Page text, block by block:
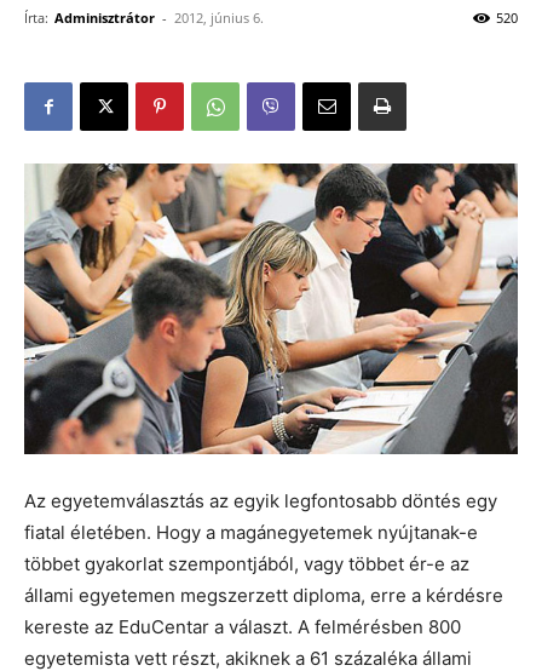
Írta: Adminisztrátor - 2012, június 6. 520
Az egyetemválasztás az egyik legfontosabb döntés egy
fiatal életében. Hogy a magánegyetemek nyújtanak-e
többet gyakorlat szempontjából, vagy többet ér-e az
állami egyetemen megszerzett diploma, erre a kérdésre
kereste az EduCentar a választ. A felmérésben 800
egyetemista vett részt, akiknek a 61 százaléka állami